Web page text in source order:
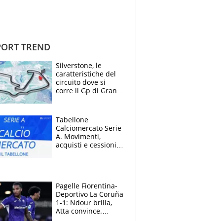
TREND
Silverstone, le
caratteristiche del
circuito dove si
corre il Gp di Gran
Tabellone
Calciomercato Serie
A. Movimenti,
acquisti e cessioni:
Pagelle Fiorentina-
Deportivo La Coruña
1-1: Ndour brilla,
Atta convince.